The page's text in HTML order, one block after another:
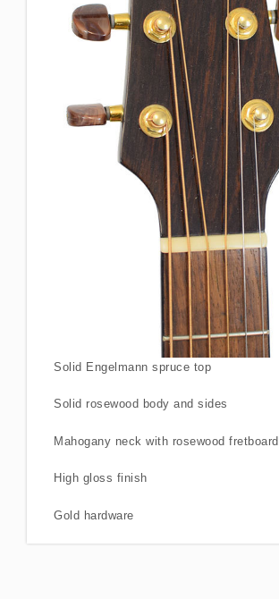
Solid Engelmann spruce top
Solid rosewood body and sides
Mahogany neck with rosewood fretboard
High gloss finish
Gold hardware